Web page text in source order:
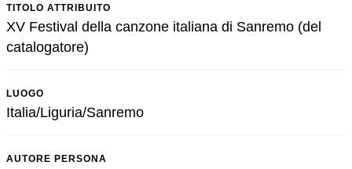
TITOLO ATTRIBUITO
XV Festival della canzone italiana di Sanremo (del
catalogatore)
LUOGO
Italia/Liguria/Sanremo
AUTORE PERSONA